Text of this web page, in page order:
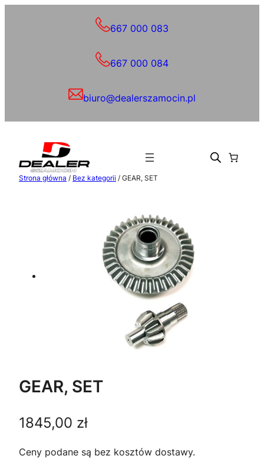
667 000 083
667 000 084
biuro@dealerszamocin.pl
Strona główna / Bez kategorii / GEAR, SET
GEAR, SET
1845,00 zł
Ceny podane są bez kosztów dostawy.